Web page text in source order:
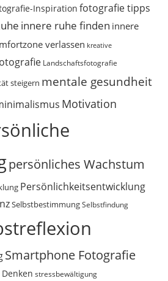
Inspiration fotografie tipps
innere ruhe finden innere
verlassen kreative
Landschaftsfotografie
steigern mentale gesundheit
Motivation
persönliches Wachstum
Persönlichkeitsentwicklung
Selbstbestimmung Selbstfindung
Smartphone Fotografie
stressbewältigung